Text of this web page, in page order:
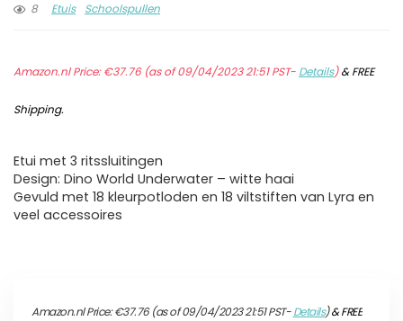
8
Etuis Schoolspullen
Amazon.nl Price:€37.76(as of 09/04/2023 21:51 PST- Details)&FREE
Shipping.
Etui met 3 ritssluitingen
Design: Dino World Underwater – witte haai
Gevuld met 18 kleurpotloden en 18 viltstiften van Lyra en
veel accessoires
Amazon.nl Price:€37.76(as of 09/04/2023 21:51 PST-Details)&FREE